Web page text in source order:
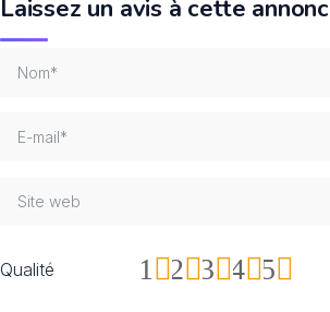
Laissez un avis à cette
Qualité 5
4
3
2
1